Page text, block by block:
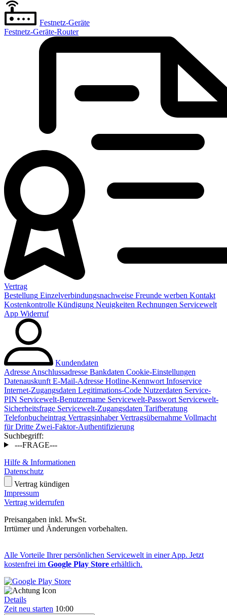
Festnetz-Geräte
Festnetz-Geräte-Router
Vertrag
Bestellung Einzelverbindungsnachweise Freunde werben Kontakt
Kostenkontrolle Kündigung Neuigkeiten Rechnungen Servicewelt
App Widerruf
Kundendaten
Adresse Anschlussadresse Bankdaten Cookie-Einstellungen
Datenauskunft E-Mail-Adresse Hotline-Kennwort Infoservice
Internet-Zugangsdaten Legitimations-Code Nutzerdaten Service-
PIN Servicewelt-Benutzername Servicewelt-Passwort Servicewelt-
Sicherheitsfrage Servicewelt-Zugangsdaten Tarifberatung
Telefonbucheintrag VertragsinhaberVertragsübernahme Vollmacht
für Dritte Zwei-Faktor-Authentifizierung
Suchbegriff:
---FRAGE---
Hilfe & Informationen
Datenschutz
Vertrag kündigen
Impressum
Vertrag widerrufen
Preisangaben inkl. MwSt.
Irrtümer und Änderungen vorbehalten.
Alle Vorteile Ihrer persönlichen Servicewelt in einer App. Jetzt
kostenfrei im Google Play Store erhältlich.
Details
Zeit neu starten 10:00